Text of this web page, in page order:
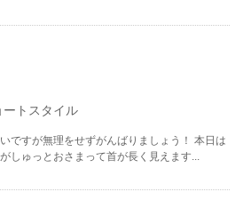
ですが無理をせずがんばりましょう！ 本日は
しゅっとおさまって首が長く見えます...